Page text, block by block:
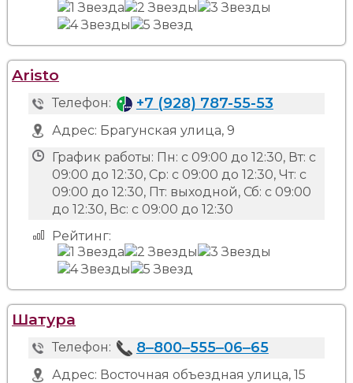
Aristo
Телефон: +7 (928) 787-55-53
Адрес: Брагунская улица, 9
График работы: Пн: с 09:00 до 12:30, Вт: с
09:00 до 12:30, Ср: с 09:00 до 12:30, Чт: с
09:00 до 12:30, Пт: выходной, Сб: с 09:00
до 12:30, Вс: с 09:00 до 12:30
Рейтинг:
Шатура
Телефон: 8‒800‒555‒06‒65
Адрес: Восточная объездная улица, 15